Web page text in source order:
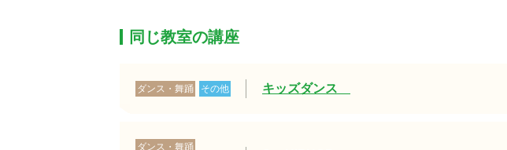
同じ教室の講座
ダンス・舞踊 その他 キッズダンス
ダンス・舞踊